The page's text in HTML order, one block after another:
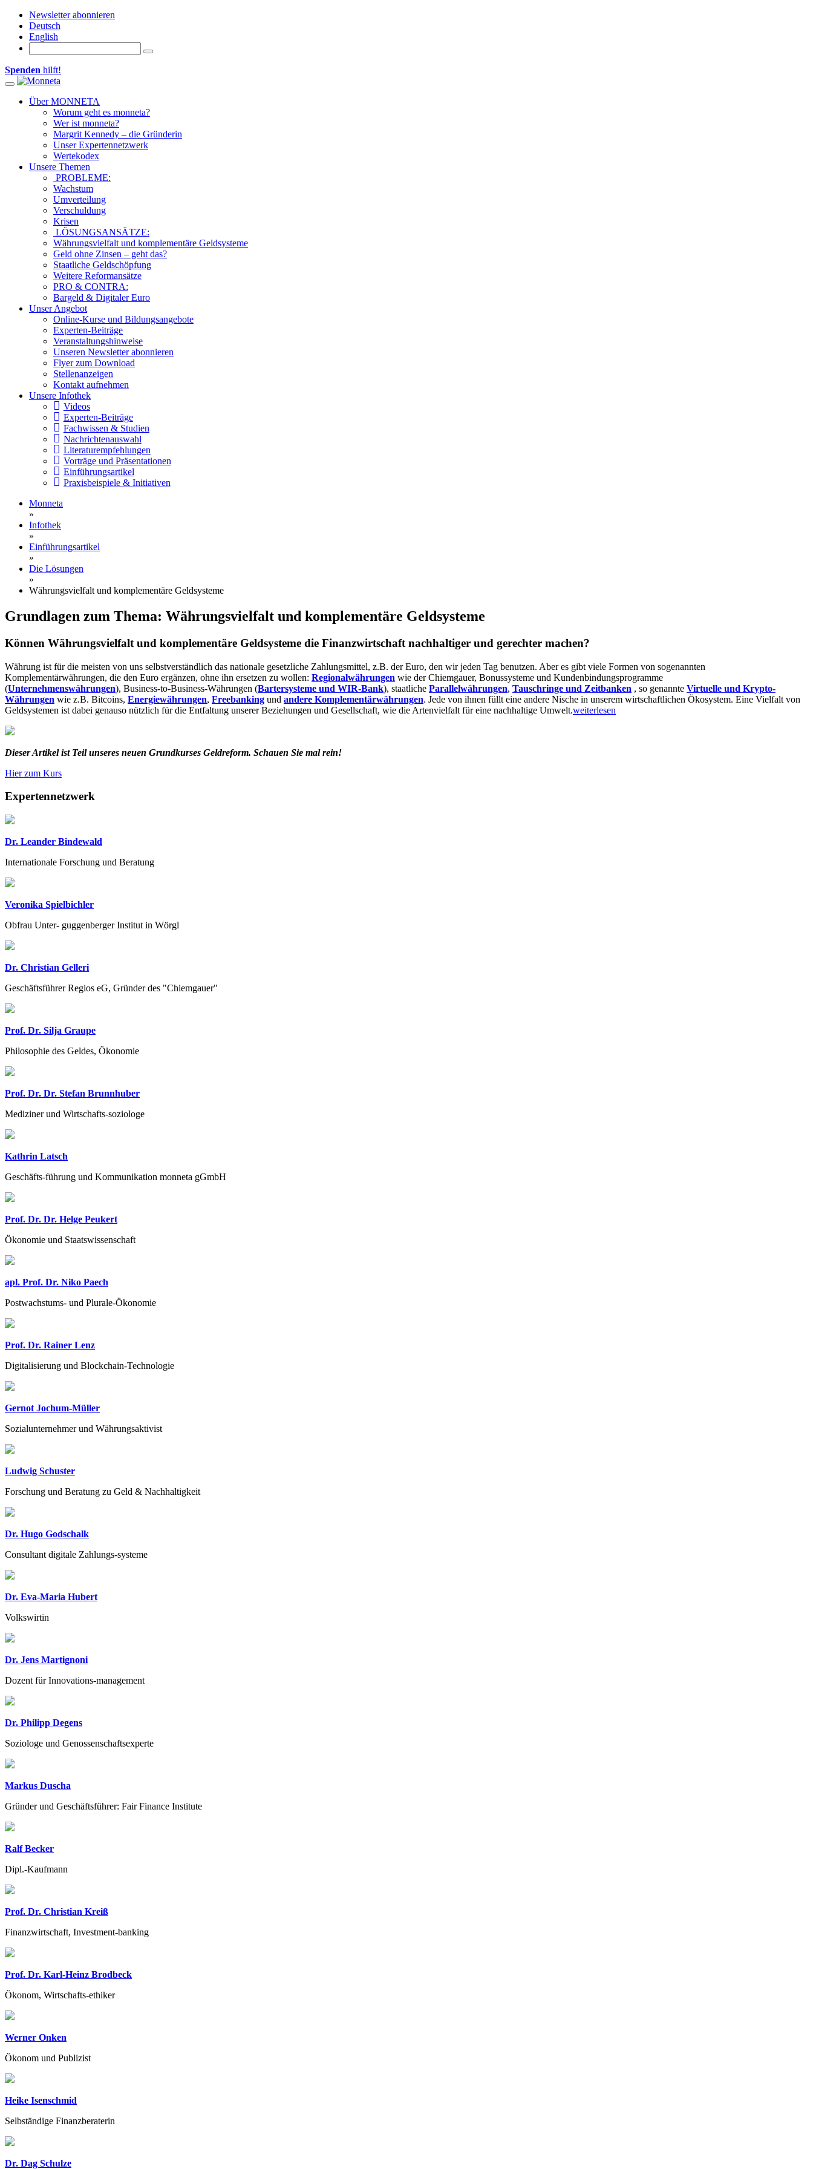
Newsletter abonnieren
Deutsch
English
Spenden hilft!
Toggle navigation
Über MONNETA
Worum geht es monneta?
Wer ist monneta?
Margrit Kennedy – die Gründerin
Unser Expertennetzwerk
Wertekodex
Unsere Themen
PROBLEME:
Wachstum
Umverteilung
Verschuldung
Krisen
LÖSUNGSANSÄTZE:
Währungsvielfalt und komplementäre Geldsysteme
Geld ohne Zinsen – geht das?
Staatliche Geldschöpfung
Weitere Reformansätze
PRO & CONTRA:
Bargeld & Digitaler Euro
Unser Angebot
Online-Kurse und Bildungsangebote
Experten-Beiträge
Veranstaltungshinweise
Unseren Newsletter abonnieren
Flyer zum Download
Stellenanzeigen
Kontakt aufnehmen
Unsere Infothek
Videos
Experten-Beiträge
Fachwissen & Studien
Nachrichtenauswahl
Literaturempfehlungen
Vorträge und Präsentationen
Einführungsartikel
Praxisbeispiele & Initiativen
Monneta
»
Infothek
»
Einführungsartikel
»
Die Lösungen
»
Währungsvielfalt und komplementäre Geldsysteme
Grundlagen zum Thema: Währungsvielfalt und komplementäre Geldsysteme
Können Währungsvielfalt und komplementäre Geldsysteme die Finanzwirtschaft nachhaltiger und gerechter machen?
Währung ist für die meisten von uns selbstverständlich das nationale gesetzliche Zahlungsmittel, z.B. der Euro, den wir jeden Tag benutzen. Aber es gibt viele Formen von sogenannten
Komplementärwährungen, die den Euro ergänzen, ohne ihn ersetzen zu wollen: Regionalwährungen wie der Chiemgauer, Bonussysteme und Kundenbindungsprogramme
(Unternehmenswährungen), Business-to-Business-Währungen (Bartersysteme und WIR-Bank), staatliche Parallelwährungen, Tauschringe und Zeitbanken , so genannte Virtuelle und Krypto-
Währungen wie z.B. Bitcoins, Energiewährungen, Freebanking und andere Komplementärwährungen. Jede von ihnen füllt eine andere Nische in unserem wirtschaftlichen Ökosystem. Eine Vielfalt von
Geldsystemen ist dabei genauso nützlich für die Entfaltung unserer Beziehungen und Gesellschaft, wie die Artenvielfalt für eine nachhaltige Umwelt.weiterlesen
Dieser Artikel ist Teil unseres neuen Grundkurses Geldreform. Schauen Sie mal rein!
Hier zum Kurs
Expertennetzwerk
Dr. Leander Bindewald
Internationale Forschung und Beratung
Veronika Spielbichler
Obfrau Unter- guggenberger Institut in Wörgl
Dr. Christian Gelleri
Geschäftsführer Regios eG, Gründer des "Chiemgauer"
Prof. Dr. Silja Graupe
Philosophie des Geldes, Ökonomie
Prof. Dr. Dr. Stefan Brunnhuber
Mediziner und Wirtschafts-soziologe
Kathrin Latsch
Geschäfts-führung und Kommunikation monneta gGmbH
Prof. Dr. Dr. Helge Peukert
Ökonomie und Staatswissenschaft
apl. Prof. Dr. Niko Paech
Postwachstums- und Plurale-Ökonomie
Prof. Dr. Rainer Lenz
Digitalisierung und Blockchain-Technologie
Gernot Jochum-Müller
Sozialunternehmer und Währungsaktivist
Ludwig Schuster
Forschung und Beratung zu Geld & Nachhaltigkeit
Dr. Hugo Godschalk
Consultant digitale Zahlungs-systeme
Dr. Eva-Maria Hubert
Volkswirtin
Dr. Jens Martignoni
Dozent für Innovations-management
Dr. Philipp Degens
Soziologe und Genossenschaftsexperte
Markus Duscha
Gründer und Geschäftsführer: Fair Finance Institute
Ralf Becker
Dipl.-Kaufmann
Prof. Dr. Christian Kreiß
Finanzwirtschaft, Investment-banking
Prof. Dr. Karl-Heinz Brodbeck
Ökonom, Wirtschafts-ethiker
Werner Onken
Ökonom und Publizist
Heike Isenschmid
Selbständige Finanzberaterin
Dr. Dag Schulze